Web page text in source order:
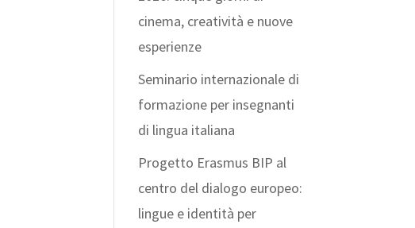
cinema, creatività e nuove
esperienze
Seminario internazionale di
formazione per insegnanti
di lingua italiana
Progetto Erasmus BIP al
centro del dialogo europeo:
lingue e identità per